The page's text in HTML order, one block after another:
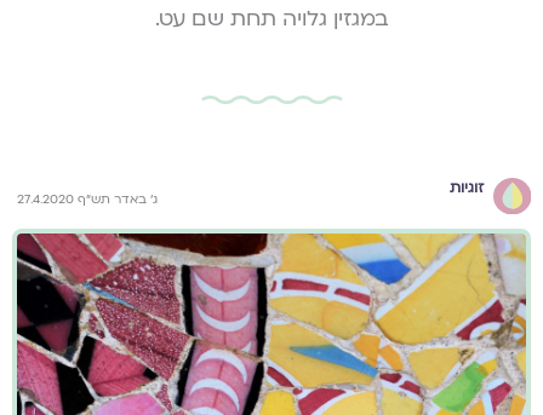
במגזין גלויה תחת שם עט.
זוגיות
ג' באדר תש"ף 27.4.2020